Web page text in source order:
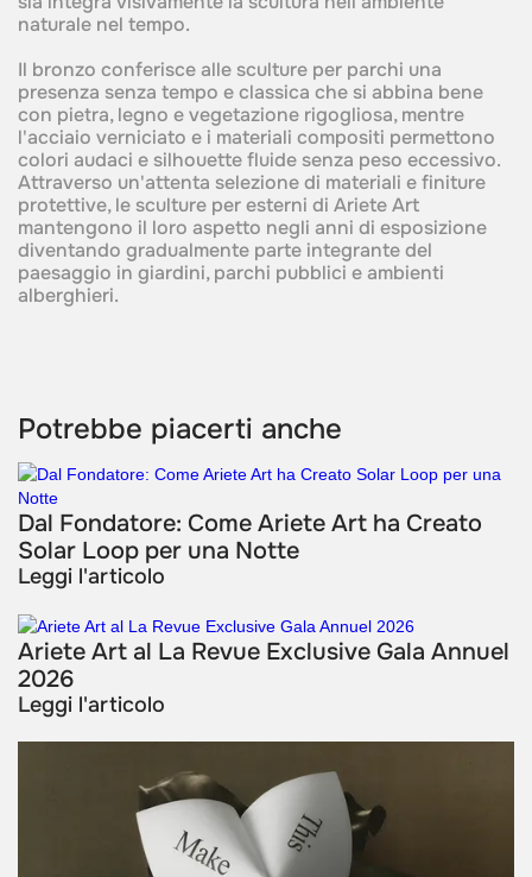
naturale nel tempo.
Il bronzo conferisce alle sculture per parchi una
presenza senza tempo e classica che si abbina bene
con pietra, legno e vegetazione rigogliosa, mentre
l'acciaio verniciato e i materiali compositi permettono
colori audaci e silhouette fluide senza peso eccessivo.
Attraverso un'attenta selezione di materiali e finiture
protettive, le sculture per esterni di Ariete Art
mantengono il loro aspetto negli anni di esposizione
diventando gradualmente parte integrante del
paesaggio in giardini, parchi pubblici e ambienti
alberghieri.
Potrebbe piacerti anche
Dal Fondatore: Come Ariete Art ha Creato
Solar Loop per una Notte
Leggi l'articolo
Ariete Art al La Revue Exclusive Gala Annuel
2026
Leggi l'articolo